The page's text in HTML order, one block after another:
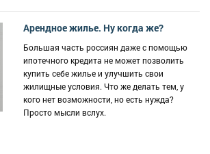
Арендное жилье. Ну когда же?
Большая часть россиян даже с помощью
ипотечного кредита не может позволить
купить себе жилье и улучшить свои
жилищные условия. Что же делать тем, у
кого нет возможности, но есть нужда?
Просто мысли вслух.